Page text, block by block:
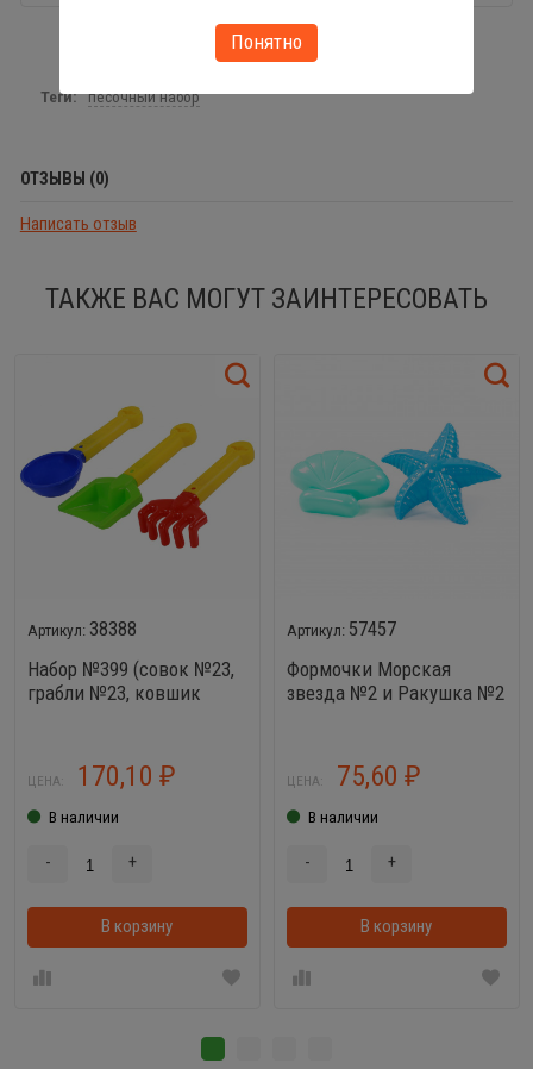
Теги: песочный набор
ОТЗЫВЫ (0)
Написать отзыв
ТАКЖЕ ВАС МОГУТ ЗАИНТЕРЕСОВАТЬ
38388
Набор №399 (совок №23,
грабли №23, ковшик
ЦЕНА: 170,10 ₽
В наличии
- +
В корзину В корзинке
57457
Формочки Морская
звезда №2 и Ракушка №2
ЦЕНА: 75,60 ₽
В наличии
- +
В корзину
Понятно